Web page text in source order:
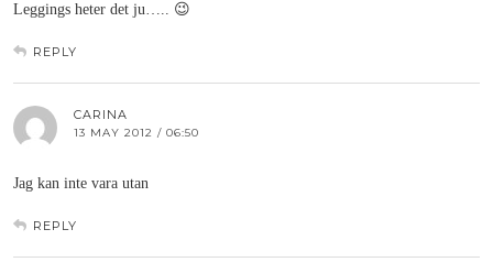
Leggings heter det ju….. 😉
REPLY
CARINA
13 MAY 2012 / 06:50
Jag kan inte vara utan
REPLY